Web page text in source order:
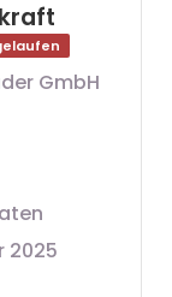
GmbH
2025